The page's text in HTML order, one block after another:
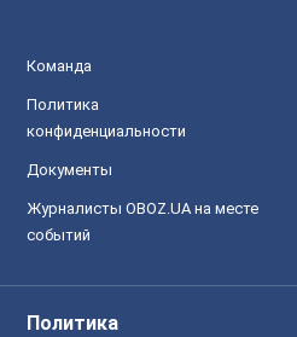
Команда
Политика
конфиденциальности
Документы
Журналисты OBOZ.UA на месте
событий
Политика